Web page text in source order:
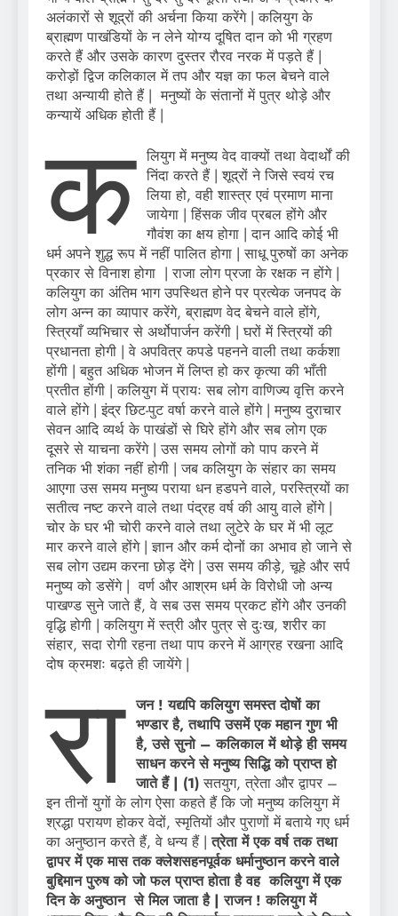
अलंकारों से शूद्रों की अर्चना किया करेंगे | कलियुग के
ब्राह्मण पाखंडियों के न लेने योग्य दूषित दान को भी ग्रहण
करते हैं और उसके कारण दुस्तर रौरव नरक में पड़ते हैं |
करोड़ों द्विज कलिकाल में तप और यज्ञ का फल बेचने वाले
तथा अन्यायी होते हैं | मनुष्यों के संतानों में पुत्र थोड़े और
कन्यायें अधिक होती हैं |
क लियुग में मनुष्य वेद वाक्यों तथा वेदार्थों की
निंदा करते हैं | शूद्रों ने जिसे स्वयं रच
लिया हो, वही शास्त्र एवं प्रमाण माना
जायेगा | हिंसक जीव प्रबल होंगे और
गौवंश का क्षय होगा | दान आदि कोई भी
धर्म अपने शुद्ध रूप में नहीं पालित होगा | साधू पुरुषों का अनेक
प्रकार से विनाश होगा | राजा लोग प्रजा के रक्षक न होंगे |
कलियुग का अंतिम भाग उपस्थित होने पर प्रत्येक जनपद के
लोग अन्न का व्यापार करेंगे, ब्राह्मण वेद बेचने वाले होंगे,
स्त्रियाँ व्यभिचार से अर्थोपार्जन करेंगी | घरों में स्त्रियों की
प्रधानता होगी | वे अपवित्र कपडे पहनने वाली तथा कर्कशा
होंगी | बहुत अधिक भोजन में लिप्त हो कर कृत्या की भाँती
प्रतीत होंगी | कलियुग में प्रायः सब लोग वाणिज्य वृत्ति करने
वाले होंगे | इंद्र छिट-पुट वर्षा करने वाले होंगे | मनुष्य दुराचार
सेवन आदि व्यर्थ के पाखंडों से घिरे होंगे और सब लोग एक
दूसरे से याचना करेंगे | उस समय लोगों को पाप करने में
तनिक भी शंका नहीं होगी | जब कलियुग के संहार का समय
आएगा उस समय मनुष्य पराया धन हडपने वाले, परस्त्रियों का
सतीत्व नष्ट करने वाले तथा पंद्रह वर्ष की आयु वाले होंगे |
चोर के घर भी चोरी करने वाले तथा लुटेरे के घर में भी लूट
मार करने वाले होंगे | ज्ञान और कर्म दोनों का अभाव हो जाने से
सब लोग उद्यम करना छोड़ देंगे | उस समय कीड़े, चूहे और सर्प
मनुष्य को डसेंगे | वर्ण और आश्रम धर्म के विरोधी जो अन्य
पाखण्ड सुने जाते हैं, वे सब उस समय प्रकट होंगे और उनकी
वृद्धि होगी | कलियुग में स्त्री और पुत्र से दुःख, शरीर का
संहार, सदा रोगी रहना तथा पाप करने में आग्रह रखना आदि
दोष क्रमशः बढ़ते ही जायेंगे |
रा जन ! यद्यपि कलियुग समस्त दोषों का
भण्डार है, तथापि उसमें एक महान गुण भी
है, उसे सुनो – कलिकाल में थोड़े ही समय
साधन करने से मनुष्य सिद्धि को प्राप्त हो
जाते हैं | (1)सतयुग, त्रेता और द्वापर –
इन तीनों युगों के लोग ऐसा कहते हैं कि जो मनुष्य कलियुग में
श्रद्धा परायण होकर वेदों, स्मृतियों और पुराणों में बताये गए धर्म
का अनुष्ठान करते हैं, वे धन्य हैं | त्रेता में एक वर्ष तक तथा
द्वापर में एक मास तक क्लेशसहनपूर्वक धर्मानुष्ठान करने वाले
बुद्दिमान पुरुष को जो फल प्राप्त होता है वह कलियुग में एक
दिन के अनुष्ठान से मिल जाता है | राजन ! कलियुग में